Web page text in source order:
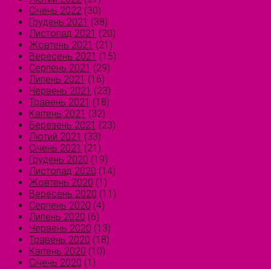
Січень 2022 (30)
Грудень 2021 (38)
Листопад 2021 (20)
Жовтень 2021 (21)
Вересень 2021 (15)
Серпень 2021 (29)
Липень 2021 (16)
Червень 2021 (23)
Травень 2021 (18)
Квітень 2021 (32)
Березень 2021 (23)
Лютий 2021 (33)
Січень 2021 (21)
Грудень 2020 (19)
Листопад 2020 (14)
Жовтень 2020 (1)
Вересень 2020 (11)
Серпень 2020 (4)
Липень 2020 (6)
Червень 2020 (13)
Травень 2020 (18)
Квітень 2020 (10)
Січень 2020 (1)